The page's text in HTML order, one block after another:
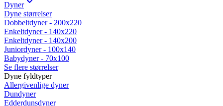
Dyner
Dyne størrelser
Dobbeltdyner - 200x220
Enkeltdyner - 140x220
Enkeltdyner - 140x200
Juniordyner - 100x140
Babydyner - 70x100
Se flere størrelser
Dyne fyldtyper
Allergivenlige dyner
Dundyner
Edderdunsdyner